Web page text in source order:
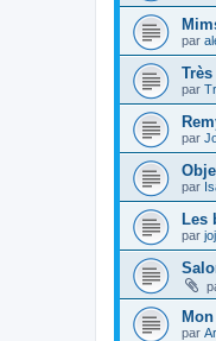
par
par
par
par
Les
par
par